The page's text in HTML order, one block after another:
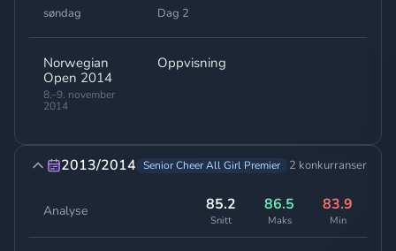
søndag Dag 2
Norwegian
Open 2014
8.–9. november
2014
Oppvisning
2013/2014 Senior Cheer All Girl Premier 2 konkurranser
Analyse 85.2
Snitt
86.5
Maks
83.9
Min